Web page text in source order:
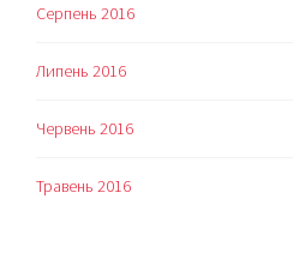
Серпень 2016
Липень 2016
Червень 2016
Травень 2016